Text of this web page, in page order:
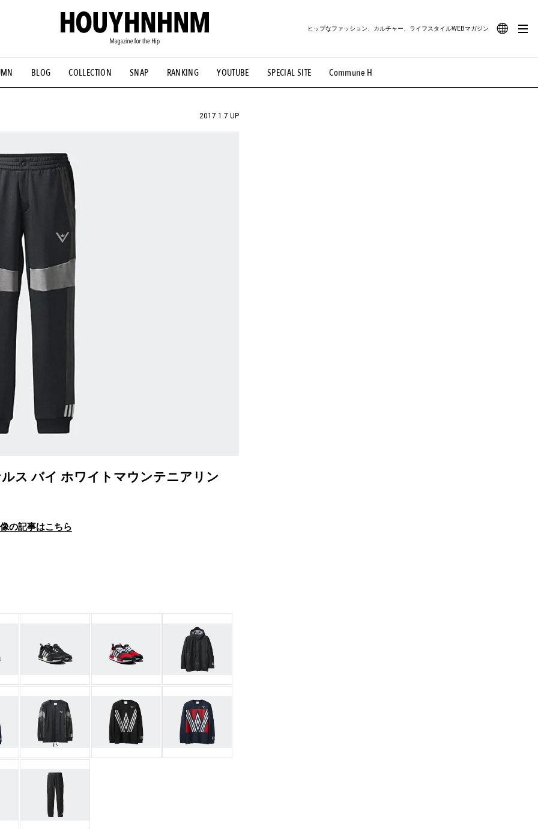
BLOG COLLECTION SNAP RANKING YOUTUBE SPECIAL SITE Commune H
ヒップなファッション、カルチャー、ライフスタイルWEBマガジン
#古着サミット #NEW VINTAGE #マイナーグッド図鑑 #路地裏てぃーん。 #MONTHLY JOURNAL
#FOCUS IT #AH.H #ととけん #FASHION #MUSIC #MOVIE #LIFESTYLE #SNEAKER #OUTDOOR
2017.1.7 UP
ス バイ ホワイトマウンテニアリン
の記事はこちら